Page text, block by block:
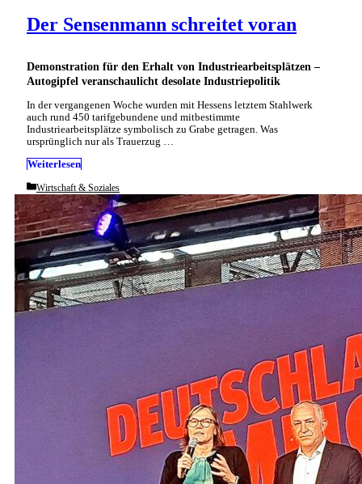
Demonstration für den Erhalt von Industriearbeitsplätzen –
Autogipfel veranschaulicht desolate Industriepolitik
Der Sensenmann schreitet voran
In der vergangenen Woche wurden mit Hessens letztem Stahlwerk
auch rund 450 tarifgebundene und mitbestimmte
Industriearbeitsplätze symbolisch zu Grabe getragen. Was
ursprünglich nur als Trauerzug …
Weiterlesen
Categories
Wirtschaft & Soziales